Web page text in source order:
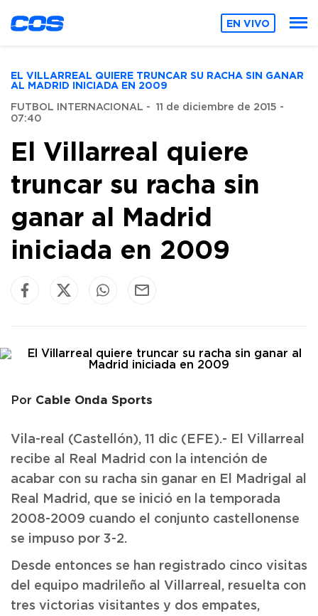
EN VIVO
EL VILLARREAL QUIERE TRUNCAR SU RACHA SIN GANAR
AL MADRID INICIADA EN 2009
FUTBOL INTERNACIONAL - 11 de diciembre de 2015 -
07:40
El Villarreal quiere
truncar su racha sin
ganar al Madrid
iniciada en 2009
Por Cable Onda Sports
Vila-real (Castellón), 11 dic (EFE).- El Villarreal
recibe al Real Madrid con la intención de
acabar con su racha sin ganar en El Madrigal al
Real Madrid, que se inició en la temporada
2008-2009 cuando el conjunto castellonense
se impuso por 3-2.
Desde entonces se han registrado cinco visitas
del equipo madrileño al Villarreal, resuelta con
tres victorias visitantes y dos empates,